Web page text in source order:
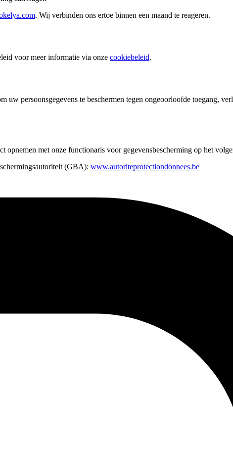
. Wij verbinden ons ertoe binnen een maand te reageren.
voor meer informatie via onze cookiebeleid.
uw persoonsgegevens te beschermen tegen ongeoorloofde toegang,
met onze functionaris voor gegevensbescherming op het
(GBA): www.autoriteprotectiondonnees.be